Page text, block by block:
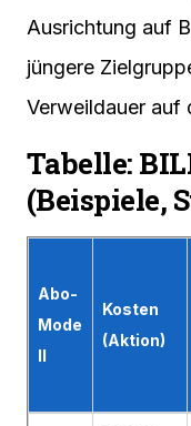
Ausrichtung auf
jüngere
Verweildauer auf
Tabelle:
(Beispiele,
Abo-
Mode
ll
Kosten
(Aktion)